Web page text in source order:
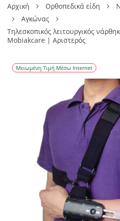
Αρχική Ορθοπεδικά είδη
Αγκώνας
Τηλεσκοπικός λειτουργικός
Mobiakcare | Αριστερός
Μειωμένη Τιμή Μέσω Internet